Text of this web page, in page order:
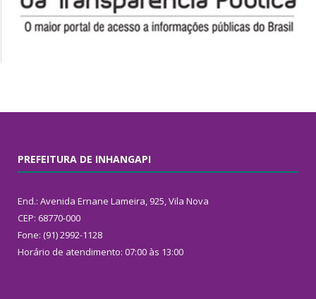
PREFEITURA DE INHANGAPI
End.: Avenida Ernane Lameira, 925, Vila Nova
CEP: 68770-000
Fone: (91) 2992-1128
Horário de atendimento: 07:00 às 13:00